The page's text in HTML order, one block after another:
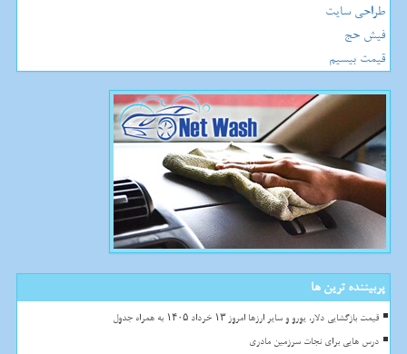
طراحی سایت
فیش حج
قیمت بیسیم
پربیننده ترین ها
قیمت بازگشایی دلار، یورو و سایر ارزها امروز ۱۳ خرداد ۱۴۰۵ به همراه جدول
درس هایی برای نجات سرزمین مادری